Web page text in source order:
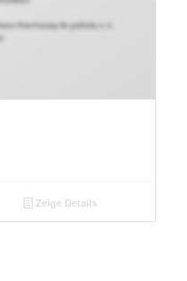
Zeige Details